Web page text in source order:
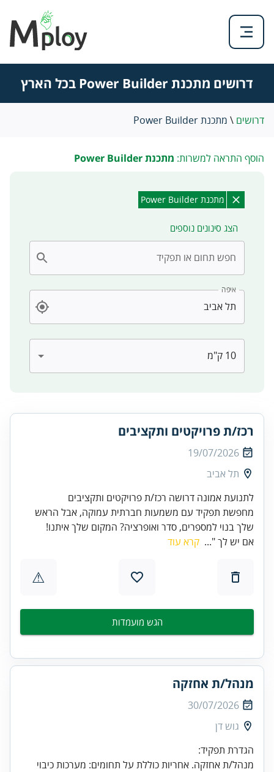
דרושים מתכנת Power Builder בכל הארץ
דרושים \ מתכנת Power Builder
הוסף התראה למשרות: מתכנת Power Builder
מתכנת Power Builder
הצג סינונים נוספים
חפש תחום או תפקיד
איפה
רכז/ת פרויקטים ותקציבים
19/07/2026
תל אביב
לתנועת אמונה דרושה רכז/ת פרויקטים ותקציבים
מחפשת תפקיד עם משמעות חברתית עמוקה, אבל הראש
שלך בנוי למספרים, סדר ואופרציה? המקום שלך איתנו!
אם יש לך "... קרא עוד
⚠
הגש מועמדות
מנהל/ת אחזקה
30/07/2026
גוש דן
מנהל/ת אחזקה. אחריות כוללת על תחומים: מערכות כיבוי